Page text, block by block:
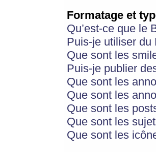
Formatage et
Qu’est-ce que le
Puis-je utiliser du
Que sont les
Puis-je publier
Que sont les
Que sont les
Que sont les
Que sont les
Que sont les